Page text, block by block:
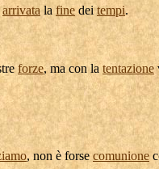
arrivata la fine deitempi.
forze, ma con la tentazione
, non è forse comunione